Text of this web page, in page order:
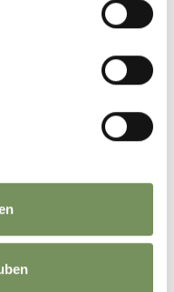
- Schutzhütte
1-8